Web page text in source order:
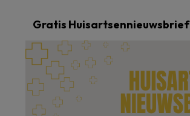
Gratis Huisartsennieuwsbrief